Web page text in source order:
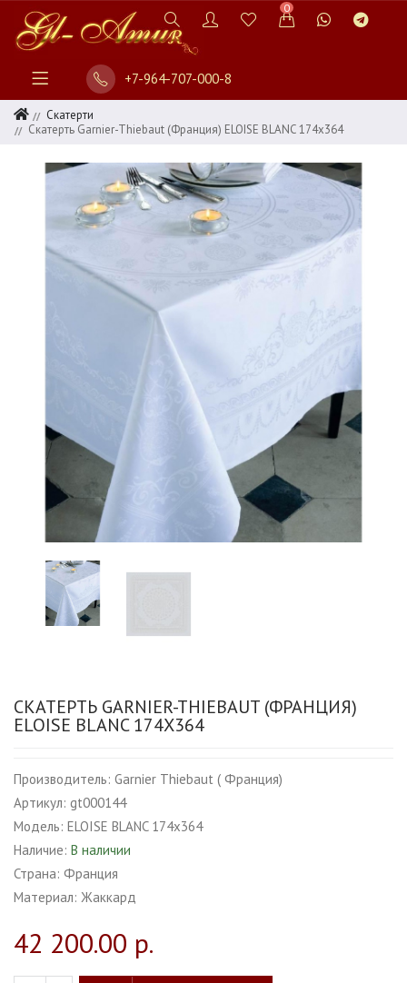
0
+7-964-707-000-8
Скатерти
Скатерть Garnier-Thiebaut (Франция) ELOISE BLANC 174х364
СКАТЕРТЬ GARNIER-THIEBAUT (ФРАНЦИЯ)
ELOISE BLANC 174Х364
Производитель: Garnier Thiebaut ( Франция)
Артикул: gt000144
Модель: ELOISE BLANC 174х364
Наличие: В наличии
Страна: Франция
Материал: Жаккард
42 200.00 р.